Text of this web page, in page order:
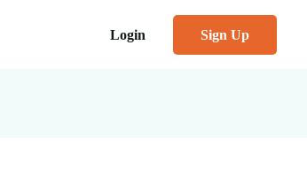
Login Sign Up